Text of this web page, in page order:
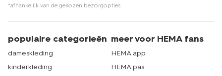
*afhankelijk van de gekozen bezorgopties
populaire categorieën
dameskleding
kinderkleding
meer voor HEMA fans
HEMA app
HEMA pas